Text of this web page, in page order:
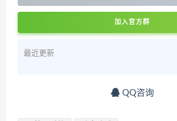
加入官方群
最近更新
QQ咨询